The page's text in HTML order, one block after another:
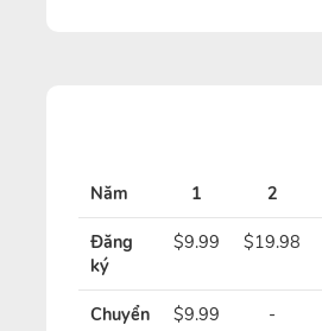
Năm 1 2
Đăng
ký
$9.99 $19.98
Chuyển $9.99 -